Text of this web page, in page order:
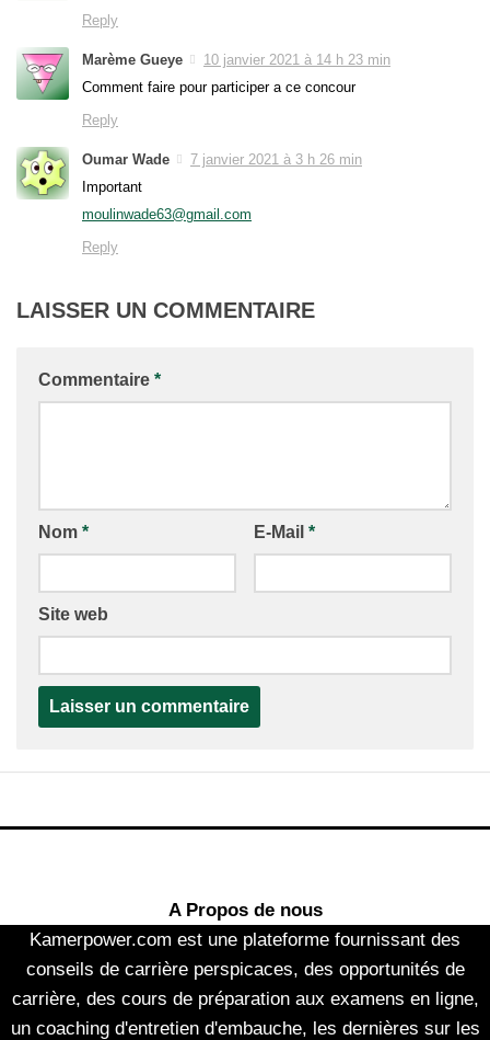
Reply
Marème Gueye
10 janvier 2021 à 14 h 23 min
Comment faire pour participer a ce concour
Reply
Oumar Wade
7 janvier 2021 à 3 h 26 min
Important
moulinwade63@gmail.com
Reply
LAISSER UN COMMENTAIRE
Commentaire *
Nom * E-Mail *
Site web
A Propos de nous
Kamerpower.com est une plateforme fournissant des
conseils de carrière perspicaces, des opportunités de
carrière, des cours de préparation aux examens en ligne,
un coaching d'entretien d'embauche, les dernières sur les